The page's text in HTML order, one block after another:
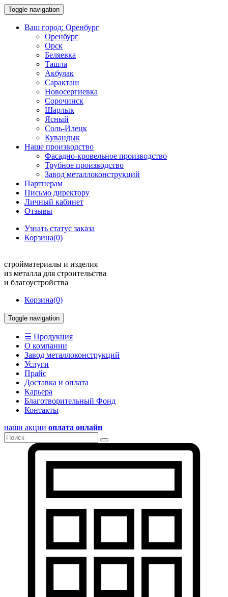
Toggle navigation
Ваш город: Оренбург
Оренбург
Орск
Беляевка
Ташла
Акбулак
Саракташ
Новосергиевка
Сорочинск
Шарлык
Ясный
Соль-Илецк
Кувандык
Наше производство
Фасадно-кровельное производство
Трубное производство
Завод металлоконструкций
Партнерам
Письмо директору
Личный кабинет
Отзывы
Узнать статус заказа
Корзина(0)
стройматериалы и изделия
из металла для строительства
и благоустройства
Корзина(0)
Toggle navigation
☰ Продукция
О компании
Завод металлоконструкций
Услуги
Прайс
Доставка и оплата
Карьера
Благотворительный Фонд
Контакты
наши акции оплата онлайн